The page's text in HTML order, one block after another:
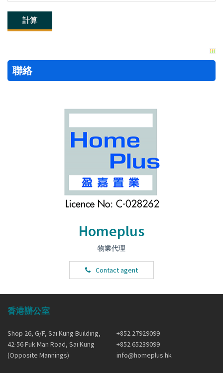
聯絡
Homeplus
物業代理
Contact agent
香港辦公室
Shop 26, G/F, Sai Kung Building,
42-56 Fuk Man Road, Sai Kung
(Opposite Mannings)
+852 27929099
+852 65239099
info@homeplus.hk